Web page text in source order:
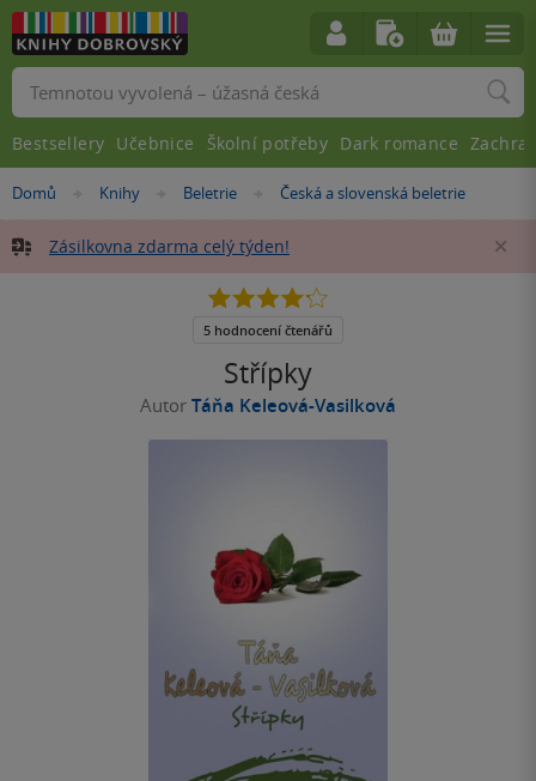
Nacházíte
zde:
Domů »
Knihy »
Beletrie »
Česká a slovenská beletrie
Zásilkovna zdarma celý týden!
Střípky
Autor Táňa Keleová-Vasilková
4.2
5
5 hodnocení čtenářů
Vyhledávání
Bestsellery Učebnice Školní potřeby Dark romance